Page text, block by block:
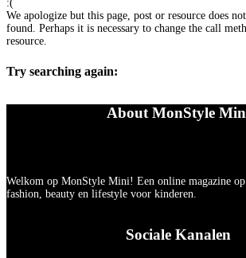
:(
We apologize but this page, post or resource does
found. Perhaps it is necessary to change the call
resource.
Try searching again:
About MonStyle
Welkom op MonStyle Mini! Een online magazine
fashion, beauty en lifestyle voor kinderen.
Sociale Kanalen